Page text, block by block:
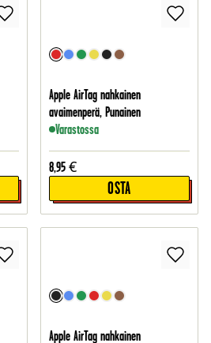
Apple AirTag nahkainen
avaimenperä, Punainen
Varastossa
8,95 €
OSTA
Apple AirTag nahkainen